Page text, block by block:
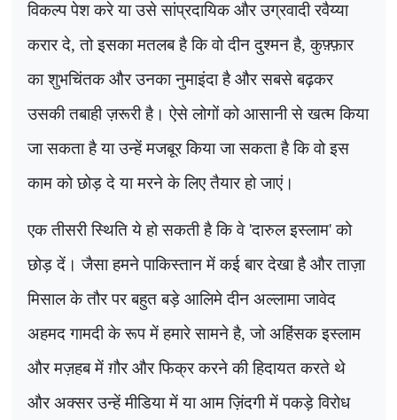
विकल्प पेश करे या उसे सांप्रदायिक और उग्रवादी रवैय्या
करार दे, तो इसका मतलब है कि वो दीन दुश्मन है,कुफ़्फ़ार
का शुभचिंतक और उनका नुमाइंदा है और सबसे बढ़कर
उसकी तबाही ज़रूरी है। ऐसे लोगों को आसानी से खत्म किया
जा सकता है या उन्हें मजबूर किया जा सकता है कि वो इस
काम को छोड़ दे या मरने के लिए तैयार हो जाएं।
एक तीसरी स्थिति ये हो सकती है कि वे'दारुल इस्लाम'को
छोड़ दें। जैसा हमने पाकिस्तान में कई बार देखा है और ताज़ा
मिसाल के तौर पर बहुत बड़े आलिमे दीन अल्लामा जावेद
अहमद गामदी के रूप में हमारे सामने है,जो अहिंसक इस्लाम
और मज़हब में ग़ौर और फिक्र करने की हिदायत करते थे
और अक्सर उन्हें मीडिया में या आम ज़िंदगी में पकड़े विरोध